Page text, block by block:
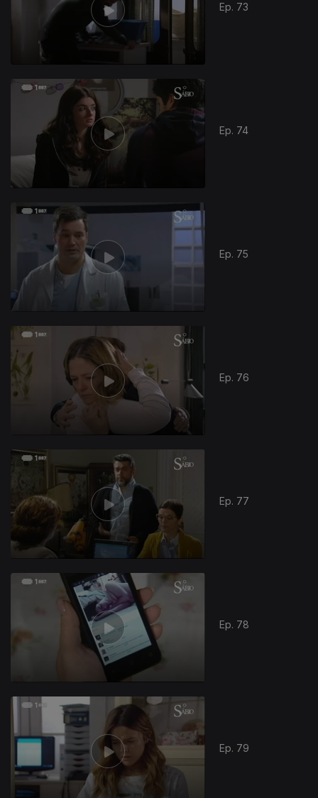
Ep. 73
Ep. 74
Ep. 75
Ep. 76
Ep. 77
Ep. 78
Ep. 79